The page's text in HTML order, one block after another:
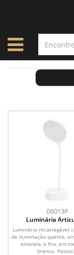
06013P
Luminária
Recarregável 10
Luminária recarregável
de iluminação quente,
amarela, e fria, em
branca.